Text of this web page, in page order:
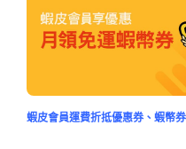
蝦皮會員運費折抵優惠券、蝦幣